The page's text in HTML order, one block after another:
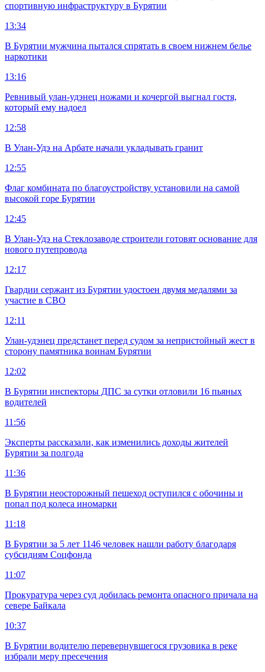
спортивную инфраструктуру в Бурятии
13:34
В Бурятии мужчина пытался спрятать в своем нижнем белье
наркотики
13:16
Ревнивый улан-удэнец ножами и кочергой выгнал гостя,
который ему надоел
12:58
В Улан-Удэ на Арбате начали укладывать гранит
12:55
Флаг комбината по благоустройству установили на самой
высокой горе Бурятии
12:45
В Улан-Удэ на Стеклозаводе строители готовят основание для
нового путепровода
12:17
Гвардии сержант из Бурятии удостоен двумя медалями за
участие в СВО
12:11
Улан-удэнец предстанет перед судом за непристойный жест в
сторону памятника воинам Бурятии
12:02
В Бурятии инспекторы ДПС за сутки отловили 16 пьяных
водителей
11:56
Эксперты рассказали, как изменились доходы жителей
Бурятии за полгода
11:36
В Бурятии неосторожный пешеход оступился с обочины и
попал под колеса иномарки
11:18
В Бурятии за 5 лет 1146 человек нашли работу благодаря
субсидиям Соцфонда
11:07
Прокуратура через суд добилась ремонта опасного причала на
севере Байкала
10:37
В Бурятии водителю перевернувшегося грузовика в реке
избрали меру пресечения